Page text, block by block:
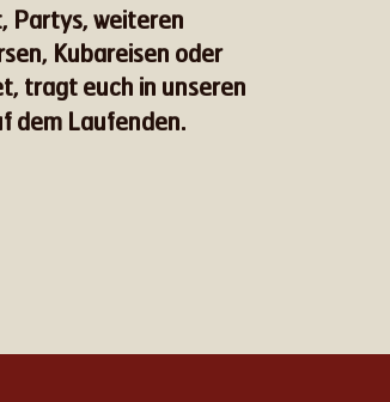
Partys, weiteren
Kubareisen oder
tragt euch in unseren
dem Laufenden.